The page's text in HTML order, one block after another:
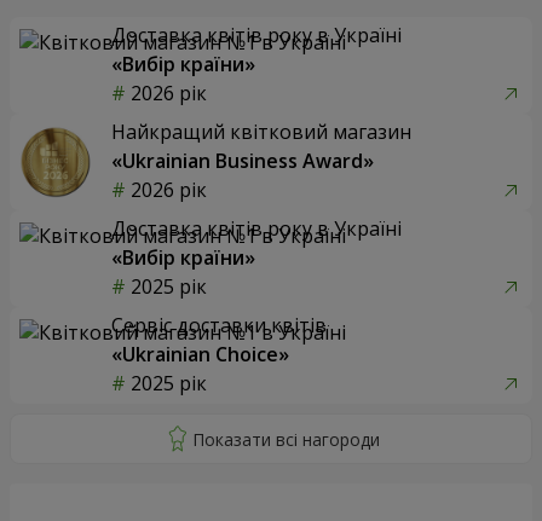
Доставка квітів року в Україні
«Вибір країни»
2026 рік
Найкращий квітковий магазин
«Ukrainian Business Award»
2026 рік
Доставка квітів року в Україні
«Вибір країни»
2025 рік
Сервіс доставки квітів
«Ukrainian Choice»
2025 рік